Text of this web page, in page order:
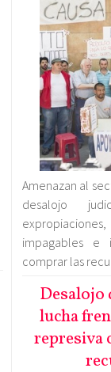
Amenazan al
desalojo
impagables e
comprar las
Desalojo
lucha
represiva